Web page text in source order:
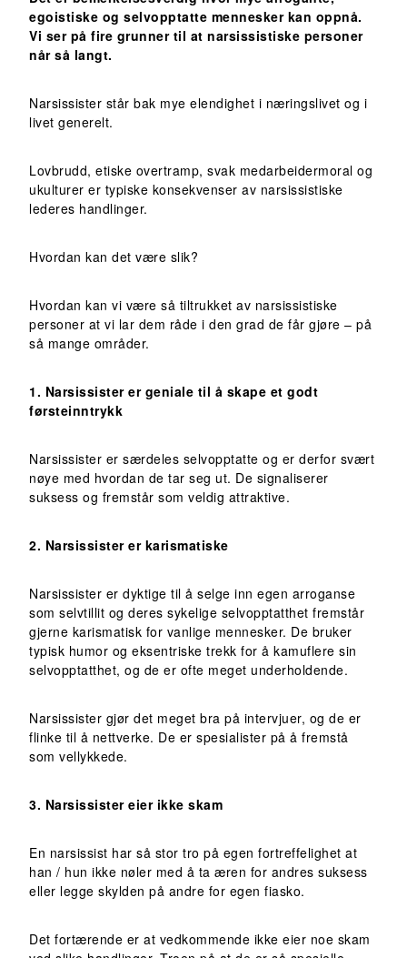
egoistiske og selvopptatte mennesker kan oppnå.
Vi ser på fire grunner til at narsissistiske personer
når så langt.
Narsissister står bak mye elendighet i næringslivet og i
livet generelt.
Lovbrudd, etiske overtramp, svak medarbeidermoral og
ukulturer er typiske konsekvenser av narsissistiske
lederes handlinger.
Hvordan kan det være slik?
Hvordan kan vi være så tiltrukket av narsissistiske
personer at vi lar dem råde i den grad de får gjøre – på
så mange områder.
1. Narsissister er geniale til å skape et godt
førsteinntrykk
Narsissister er særdeles selvopptatte og er derfor svært
nøye med hvordan de tar seg ut. De signaliserer
suksess og fremstår som veldig attraktive.
2. Narsissister er karismatiske
Narsissister er dyktige til å selge inn egen arroganse
som selvtillit og deres sykelige selvopptatthet fremstår
gjerne karismatisk for vanlige mennesker. De bruker
typisk humor og eksentriske trekk for å kamuflere sin
selvopptatthet, og de er ofte meget underholdende.
Narsissister gjør det meget bra på intervjuer, og de er
flinke til å nettverke. De er spesialister på å fremstå
som vellykkede.
3. Narsissister eier ikke skam
En narsissist har så stor tro på egen fortreffelighet at
han / hun ikke nøler med å ta æren for andres suksess
eller legge skylden på andre for egen fiasko.
Det fortærende er at vedkommende ikke eier noe skam